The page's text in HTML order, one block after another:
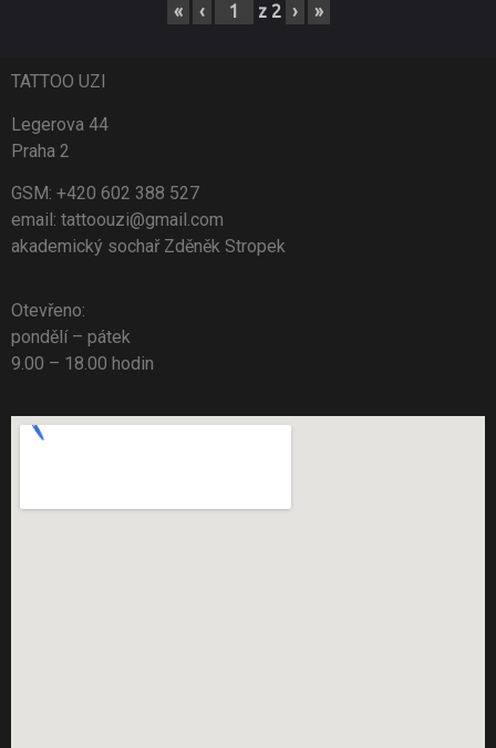
« ‹ z 2 › »
TATTOO UZI
Legerova 44
Praha 2
GSM: +420 602 388 527
email: tattoouzi@gmail.com
akademický sochař Zděněk Stropek
Otevřeno:
pondělí – pátek
9.00 – 18.00 hodin